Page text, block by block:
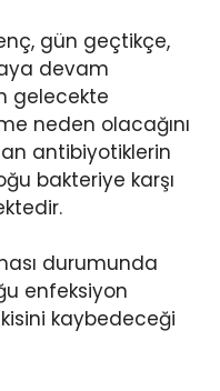
gün geçtikçe,
devam
gelecekte
neden olacağını
antibiyotiklerin
bakteriye karşı
durumunda
enfeksiyon
kaybedeceği